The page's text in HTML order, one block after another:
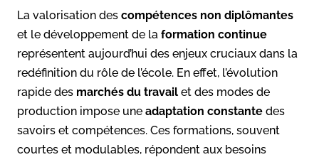
La valorisation des compétences non diplômantes
et le développement de la formation continue
représentent aujourd’hui des enjeux cruciaux dans la
redéfinition du rôle de l’école. En effet, l’évolution
rapide des marchés du travail et des modes de
production impose une adaptation constante des
savoirs et compétences. Ces formations, souvent
courtes et modulables, répondent aux besoins